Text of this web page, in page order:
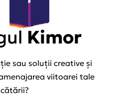
Kimor
sau soluții creative și
viitoarei tale